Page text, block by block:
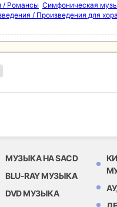
/ Романсы Симфоническая
/ Произведения для
МУЗЫКА НА SACD
BLU-RAY МУЗЫКА
DVD МУЗЫКА